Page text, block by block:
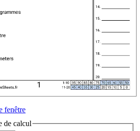
fenêtre
de calcul